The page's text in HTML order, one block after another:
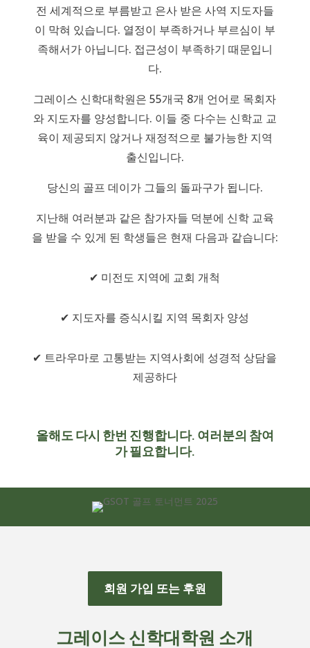
전 세계적으로 부름받고 은사 받은 사역 지도자들
이 막혀 있습니다. 열정이 부족하거나 부르심이 부
족해서가 아닙니다. 접근성이 부족하기 때문입니
다.
그레이스 신학대학원은 55개국 8개 언어로 목회자
와 지도자를 양성합니다. 이들 중 다수는 신학교 교
육이 제공되지 않거나 재정적으로 불가능한 지역
출신입니다.
당신의 골프 데이가 그들의 돌파구가 됩니다.
지난해 여러분과 같은 참가자들 덕분에 신학 교육
을 받을 수 있게 된 학생들은 현재 다음과 같습니다:
✔ 미전도 지역에 교회 개척
✔ 지도자를 증식시킬 지역 목회자 양성
✔ 트라우마로 고통받는 지역사회에 성경적 상담을
제공하다
올해도 다시 한번 진행합니다. 여러분의 참여
가 필요합니다.
회원 가입 또는 후원
그레이스 신학대학원 소개